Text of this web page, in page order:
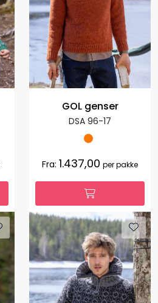
GOL genser
DSA 96-17
Fra: 1.437,00 per pakke